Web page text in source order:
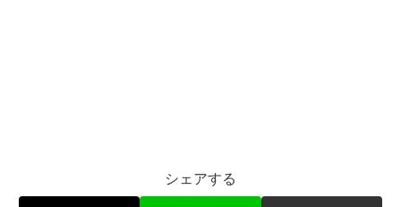
シェアする